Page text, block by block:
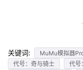
关键词: MuMu模拟器
代号：奇与骑士
代号